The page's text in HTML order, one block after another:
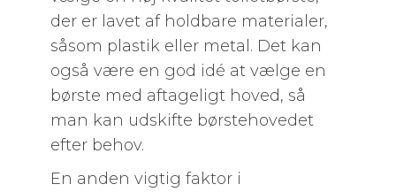
der er lavet af holdbare materialer,
såsom plastik eller metal. Det kan
også være en god idé at vælge en
børste med aftageligt hoved, så
man kan udskifte børstehovedet
efter behov.
En anden vigtig faktor i